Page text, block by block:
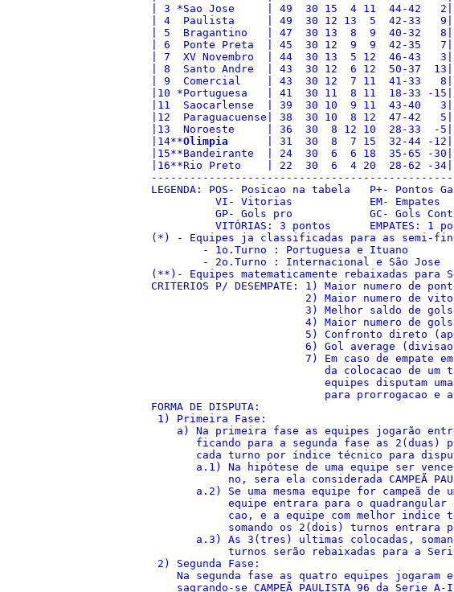
| 3 *Sao Jose     | 49  30 15  4 11  44-42
| 4  Paulista     | 49  30 12 13  5  42-33
| 5  Bragantino   | 47  30 13  8  9  40-32
| 6  Ponte Preta  | 45  30 12  9  9  42-35
| 7  XV Novembro  | 44  30 13  5 12  46-43
| 8  Santo Andre  | 43  30 12  6 12  50-37
| 9  Comercial    | 43  30 12  7 11  41-33
|10 *Portuguesa   | 41  30 11  8 11  18-33 -
|11  Saocarlense  | 39  30 10  9 11  43-40
|12  Paraguacuense| 38  30 10  8 12  47-42
|13  Noroeste     | 36  30  8 12 10  28-33
|14**Olimpia
| 31  30  8  7 15  32-44 -
|15**Bandeirante  | 24  30  6  6 18  35-65 -
|16**Rio Preto    | 22  30  6  4 20  28-62 -
LEGENDA: POS- Posicao na tabela   P+- Pontos
VI- Vitorias            EM- Empates
GP- Gols pro            GC- Gols
VITÓRIAS: 3 pontos      EMPATES: 1
(*) - Equipes ja classificadas para as semi-
        - 1o.Turno : Portuguesa e Ituano
        - 2o.Turno : Internacional e São Jose
(**)- Equipes matematicamente rebaixadas para
CRITERIOS P/ DESEMPATE: 1) Maior numero de
2) Maior numero de
3) Melhor saldo de
4) Maior numero de
5) Confronto direto
6) Gol average
7) Em caso de empate
da colocacao de um
equipes disputam
para prorrogacao e
FORMA DE DISPUTA:
1) Primeira Fase:
a) Na primeira fase as equipes jogarão
ficando para a segunda fase as 2(duas)
cada turno por índice técnico para
a.1) Na hipótese de uma equipe ser
no, sera ela considerada CAMPEÃ
a.2) Se uma mesma equipe for campeã de
equipe entrara para o quadrangular
cao, e a equipe com melhor indice
somando os 2(dois) turnos entrara
a.3) As 3(tres) ultimas colocadas,
turnos serão rebaixadas para a
2) Segunda Fase:
Na segunda fase as quatro equipes jogaram
sagrando-se CAMPEÃ PAULISTA 96 da Serie A-